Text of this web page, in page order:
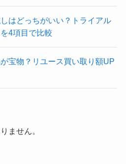
はどっちがいい？トライアル
4項目で比較
宝物？リユース買い取り額UP
ません。